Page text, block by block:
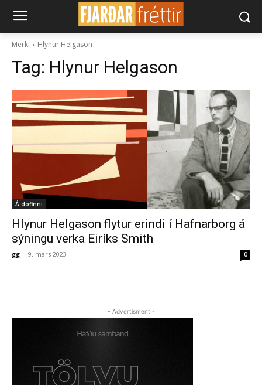
Merki Hlynur Helgason
Tag: Hlynur Helgason
Á döfinni
Hlynur Helgason flytur erindi í Hafnarborg á
sýningu verka Eiríks Smith
gg - 9. mars 2023 0
- Advertisment -